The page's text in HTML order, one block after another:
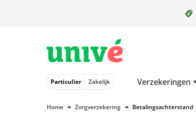
Particulier Zakelijk Verzekeringen
Home Zorgverzekering Betalingsachterstand